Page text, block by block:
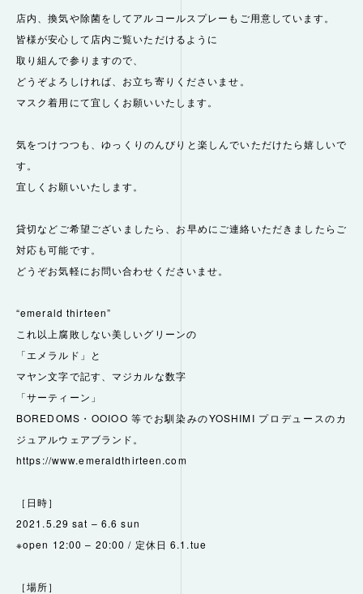
店内、換気や除菌をしてアルコールスプレーもご用意しています。
皆様が安心して店内ご覧いただけるように
取り組んで参りますので、
どうぞよろしければ、お立ち寄りくださいませ。
マスク着用にて宜しくお願いいたします。
気をつけつつも、ゆっくりのんびりと楽しんでいただけたら嬉しいで
す。
宜しくお願いいたします。
貸切などご希望ございましたら、お早めにご連絡いただきましたらご
対応も可能です。
どうぞお気軽にお問い合わせくださいませ。
“emerald thirteen”
これ以上腐敗しない美しいグリーンの
「エメラルド」と
マヤン文字で記す、マジカルな数字
「サーティーン」
BOREDOMS・OOIOO 等でお馴染みのYOSHIMI プロデュースのカ
ジュアルウェアブランド。
https://www.emeraldthirteen.com
［日時］
2021.5.29 sat – 6.6 sun
※open 12:00 – 20:00 / 定休日 6.1.tue
［場所］